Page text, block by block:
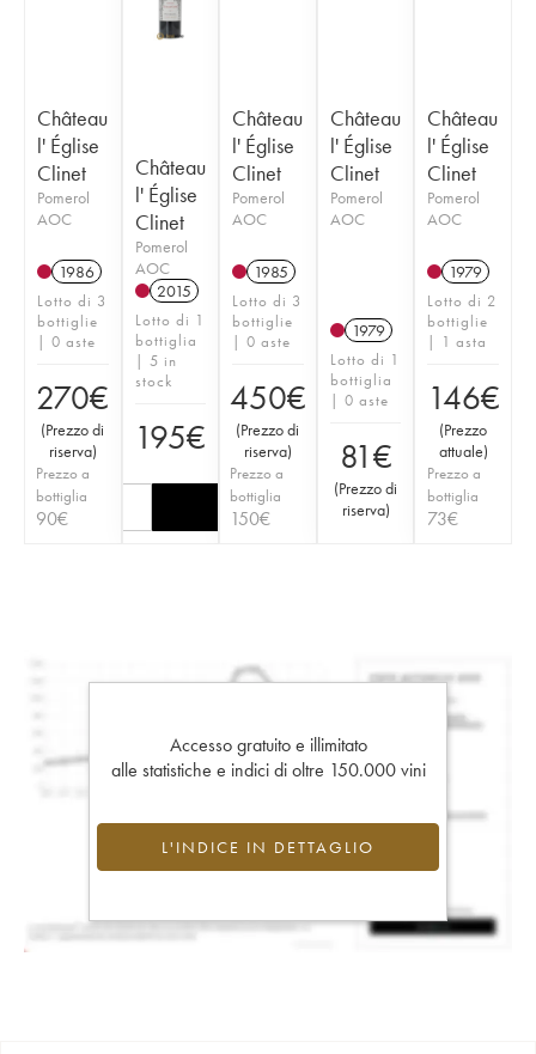
Château
l' Église
Clinet
Pomerol
AOC
1986
Lotto di 3
bottiglie
| 0 aste
270€
(Prezzo di
riserva)
Prezzo a
bottiglia
90€
Château
l' Église
Clinet
Pomerol
AOC
2015
Lotto di 1
bottiglia
| 5 in
stock
195€
Château
l' Église
Clinet
Pomerol
AOC
1985
Lotto di 3
bottiglie
| 0 aste
450€
(Prezzo di
riserva)
Prezzo a
bottiglia
150€
Château
l' Église
Clinet
Pomerol
AOC
1979
Lotto di 1
bottiglia
| 0 aste
81€
(Prezzo di
riserva)
Château
l' Église
Clinet
Pomerol
AOC
1979
Lotto di 2
bottiglie
| 1 asta
146€
(Prezzo
attuale)
Prezzo a
bottiglia
73€
Accesso gratuito e illimitato
alle statistiche e indici di oltre 150.000 vini
L'INDICE IN DETTAGLIO